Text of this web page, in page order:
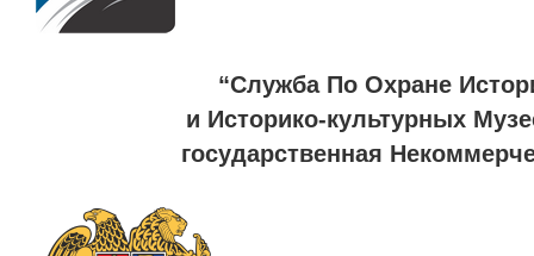
“Служба По Охране
и Историко-культурных
государственная